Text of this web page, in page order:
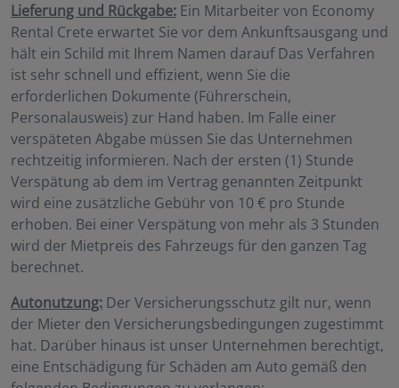
Lieferung und Rückgabe: Ein Mitarbeiter von Economy
Rental Crete erwartet Sie vor dem Ankunftsausgang und
hält ein Schild mit Ihrem Namen darauf Das Verfahren
ist sehr schnell und effizient, wenn Sie die
erforderlichen Dokumente (Führerschein,
Personalausweis) zur Hand haben. Im Falle einer
verspäteten Abgabe müssen Sie das Unternehmen
rechtzeitig informieren. Nach der ersten (1) Stunde
Verspätung ab dem im Vertrag genannten Zeitpunkt
wird eine zusätzliche Gebühr von 10 € pro Stunde
erhoben. Bei einer Verspätung von mehr als 3 Stunden
wird der Mietpreis des Fahrzeugs für den ganzen Tag
berechnet.
Autonutzung: Der Versicherungsschutz gilt nur, wenn
der Mieter den Versicherungsbedingungen zugestimmt
hat. Darüber hinaus ist unser Unternehmen berechtigt,
eine Entschädigung für Schäden am Auto gemäß den